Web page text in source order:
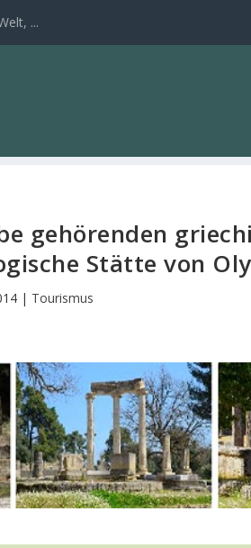
...
gehörenden
Stätte von
| Tourismus